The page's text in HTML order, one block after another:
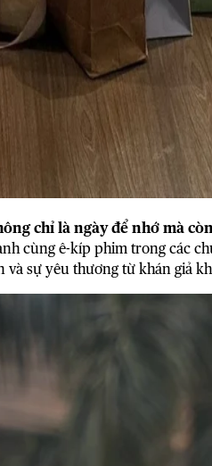
chỉ là ngày để nhớ mà
cùng ê-kíp phim trong các
sự yêu thương từ khán giả